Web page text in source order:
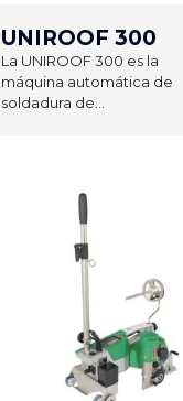
UNIROOF 300
La UNIROOF 300 es la
máquina automática de
soldadura de...